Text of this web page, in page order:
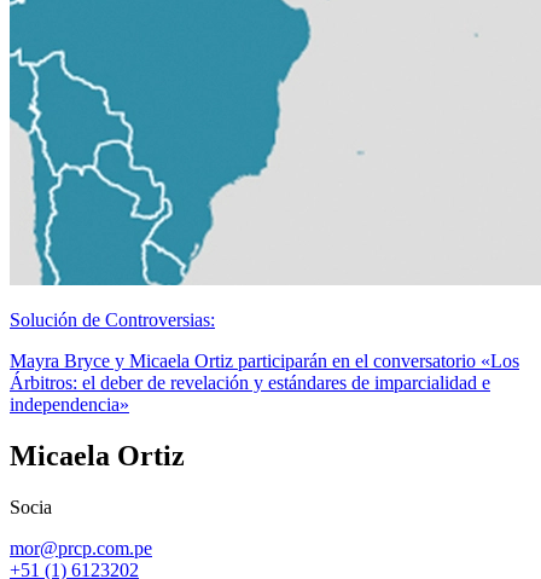
Solución de Controversias:
Mayra Bryce y Micaela Ortiz participarán en el conversatorio «Los
Árbitros: el deber de revelación y estándares de imparcialidad e
independencia»
Micaela Ortiz
Socia
mor@prcp.com.pe
+51 (1) 6123202